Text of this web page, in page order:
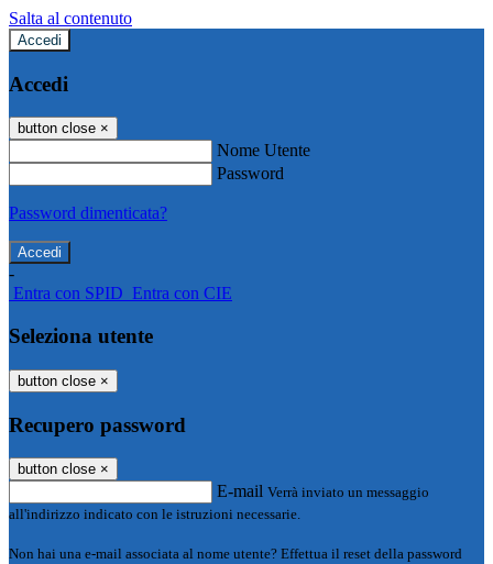
Salta al contenuto
Accedi
Accedi
button close ×
Nome Utente
Password
Password dimenticata?
-
Entra con SPID Entra con CIE
Seleziona utente
button close ×
Recupero password
button close ×
E-mail Verrà inviato un messaggio
all'indirizzo indicato con le istruzioni necessarie.
Non hai una e-mail associata al nome utente? Effettua il reset della password